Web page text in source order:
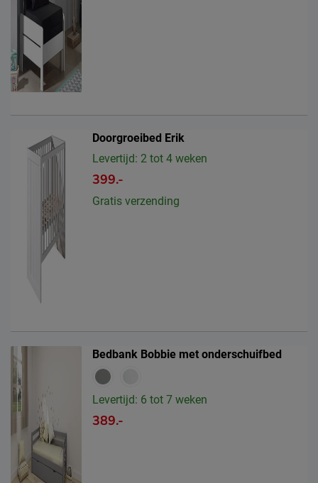
Doorgroeibed Erik
Levertijd: 2 tot 4 weken
399.-
Gratis verzending
Bedbank Bobbie met onderschuifbed
Levertijd: 6 tot 7 weken
389.-